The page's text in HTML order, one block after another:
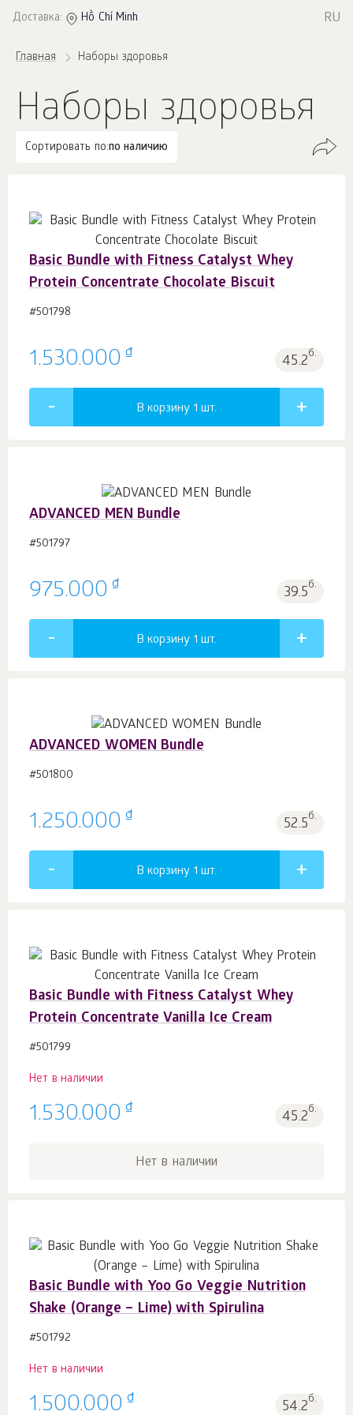
Доставка: Hồ Chí Minh RU
Главная Наборы здоровья
Наборы здоровья
Сортировать по:по наличию
Basic Bundle with Fitness Catalyst Whey
Protein Concentrate Chocolate Biscuit
#501798
1.530.000 ₫ 45.2б.
В корзину 1 шт.
ADVANCED MEN Bundle
#501797
975.000 ₫ 39.5б.
В корзину 1 шт.
ADVANCED WOMEN Bundle
#501800
1.250.000 ₫ 52.5б.
В корзину 1 шт.
Basic Bundle with Fitness Catalyst Whey
Protein Concentrate Vanilla Ice Cream
#501799
Нет в наличии
1.530.000 ₫ 45.2б.
Нет в наличии
Basic Bundle with Yoo Go Veggie Nutrition
Shake (Orange – Lime) with Spirulina
#501792
Нет в наличии
1.500.000 ₫ 54.2б.